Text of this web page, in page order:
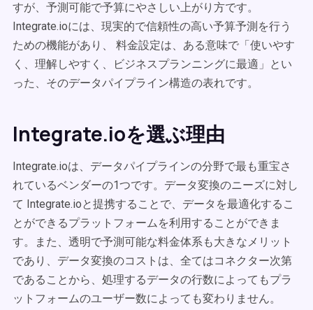
すが、予測可能で予算にやさしい上がり方です。
Integrate.ioには、現実的で信頼性の高い予算予測を行う
ための機能があり、 料金設定は、ある意味で「使いやす
く、理解しやすく、ビジネスプランニングに最適」とい
った、そのデータパイプライン構造の表れです。
Integrate.ioを選ぶ理由
Integrate.ioは、データパイプラインの分野で最も重宝さ
れているベンダーの1つです。データ変換のニーズに対し
て Integrate.ioと提携することで、データを最適化するこ
とができるプラットフォームを利用することができま
す。また、透明で予測可能な料金体系も大きなメリット
であり、データ変換のコストは、全てはコネクター次第
であることから、処理するデータの行数によってもプラ
ットフォームのユーザー数によっても変わりません。